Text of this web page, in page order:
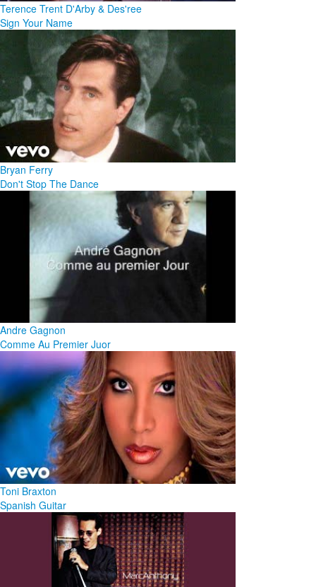
Terence Trent D'Arby & Des'ree
Sign Your Name
Bryan Ferry
Don't Stop The Dance
Andre Gagnon
Comme Au Premier Juor
Toni Braxton
Spanish Guitar